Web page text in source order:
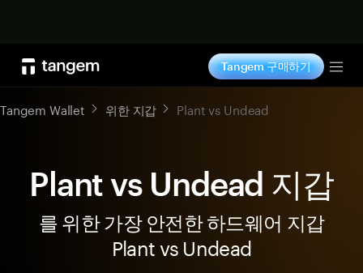
Tangem 구매하기
Tangem Wallet 위한 지갑 Plant vs Undead
Plant vs Undead 지갑
를 위한 가장 안전한 하드웨어 지갑
Plant vs Undead